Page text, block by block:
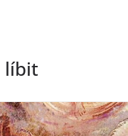
líbit